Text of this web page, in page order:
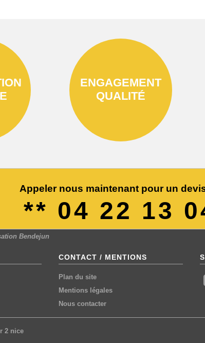
ENGAGEMENT
QUALITÉ
Appeler nous maintenant pour un
** 04 22 13
Bendejun
CONTACT / MENTIONS
Plan du site
Mentions légales
Nous contacter
2 nice